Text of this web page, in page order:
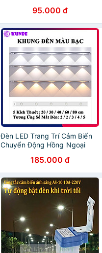
95.000 đ
Đèn LED Trang Trí Cảm Biến
Chuyển Động Hồng Ngoại
Với Ánh Sáng 3 Màu, Hiệu
Ứng Độc Đáo, Nhiều Kích Cỡ
Phù Hợp Trang Trí Tủ Đồ, Nhà
Bếp, Phòng Ngủ, Phòng
Khách
185.000 đ